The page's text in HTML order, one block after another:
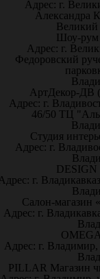
Адрес: г.
Александра
Шоу-рум
Адрес: г.
Федоровский
АртДекор-ДВ
Адрес: г.
46/50 ТЦ
Студия
Адрес: г.
г.
Салон-магазин
Адрес: г.
Адрес: г.
PILLAR Магазин